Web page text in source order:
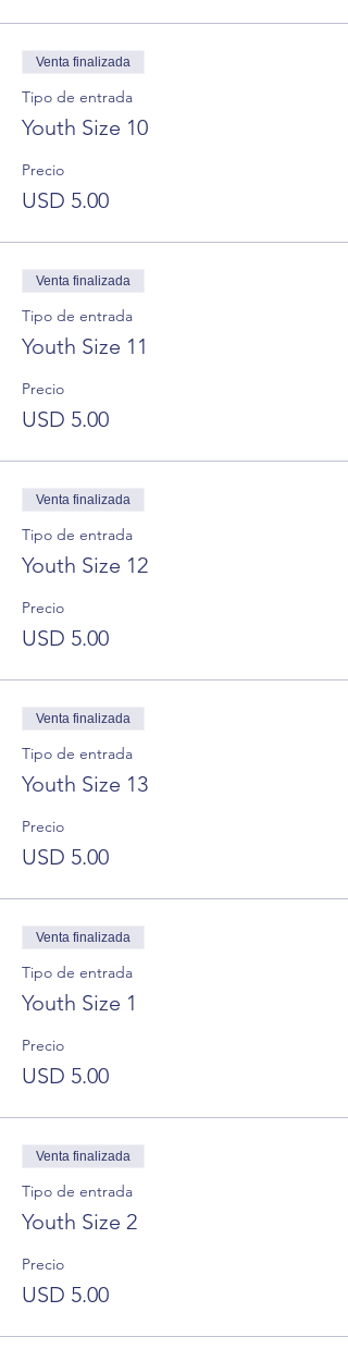
Venta finalizada
Tipo de entrada
Youth Size 10
Precio
USD 5.00
Venta finalizada
Tipo de entrada
Youth Size 11
Precio
USD 5.00
Venta finalizada
Tipo de entrada
Youth Size 12
Precio
USD 5.00
Venta finalizada
Tipo de entrada
Youth Size 13
Precio
USD 5.00
Venta finalizada
Tipo de entrada
Youth Size 1
Precio
USD 5.00
Venta finalizada
Tipo de entrada
Youth Size 2
Precio
USD 5.00